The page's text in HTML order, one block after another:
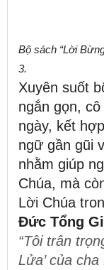
Bộ sách “Lời
3.
Xuyên suốt
ngắn gọn,
ngày, kết
ngữ gần gũi
nhằm giúp
Chúa, mà
Lời Chúa
Đức Tổng
“Tôi trân
Lửa’ của